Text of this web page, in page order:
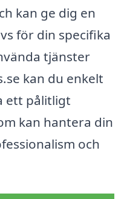
kan ge dig en
för din specifika
tjänster
kan du enkelt
ett pålitligt
kan hantera din
och